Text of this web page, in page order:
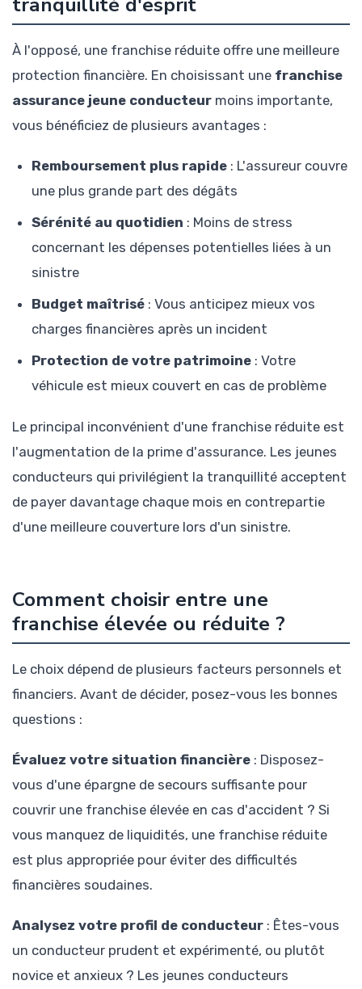
À l'opposé, une franchise réduite offre une meilleure
protection financière. En choisissant une franchise
assurance jeune conducteur moins importante,
vous bénéficiez de plusieurs avantages :
Remboursement plus rapide : L'assureur couvre
une plus grande part des dégâts
Sérénité au quotidien : Moins de stress
concernant les dépenses potentielles liées à un
sinistre
Budget maîtrisé : Vous anticipez mieux vos
charges financières après un incident
Protection de votre patrimoine : Votre
véhicule est mieux couvert en cas de problème
Le principal inconvénient d'une franchise réduite est
l'augmentation de la prime d'assurance. Les jeunes
conducteurs qui privilégient la tranquillité acceptent
de payer davantage chaque mois en contrepartie
d'une meilleure couverture lors d'un sinistre.
Comment choisir entre une
franchise élevée ou réduite ?
Le choix dépend de plusieurs facteurs personnels et
financiers. Avant de décider, posez-vous les bonnes
questions :
Évaluez votre situation financière : Disposez-
vous d'une épargne de secours suffisante pour
couvrir une franchise élevée en cas d'accident ? Si
vous manquez de liquidités, une franchise réduite
est plus appropriée pour éviter des difficultés
financières soudaines.
Analysez votre profil de conducteur : Êtes-vous
un conducteur prudent et expérimenté, ou plutôt
novice et anxieux ? Les jeunes conducteurs